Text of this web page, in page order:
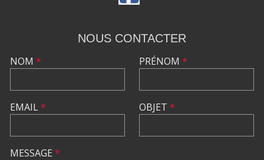
NOUS CONTACTER
NOM *
EMAIL*
PRÉNOM *
OBJET *
MESSAGE *